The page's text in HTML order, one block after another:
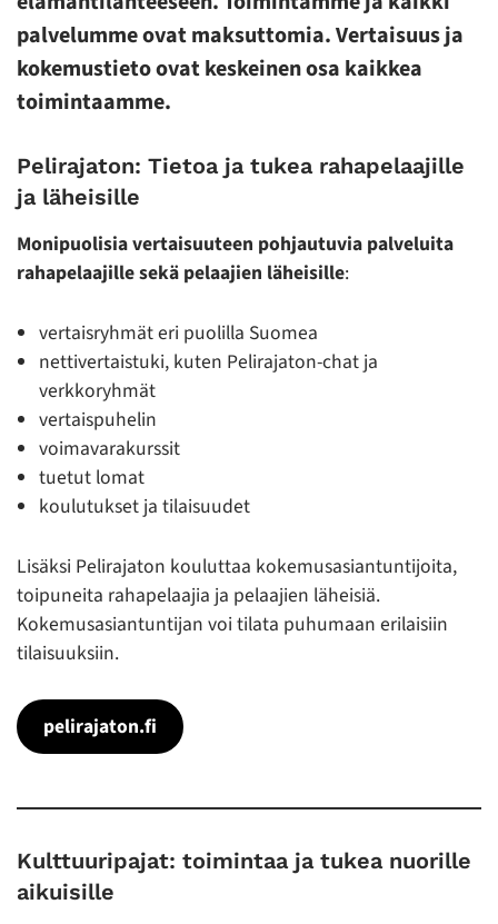
palvelumme ovat maksuttomia.Vertaisuus ja
kokemustieto ovat keskeinen osa kaikkea
toimintaamme.
Pelirajaton: Tietoa ja tukea rahapelaajille
ja läheisille
Monipuolisia vertaisuuteen pohjautuvia palveluita
rahapelaajille sekä pelaajien läheisille:
vertaisryhmät eri puolilla Suomea
nettivertaistuki, kuten Pelirajaton-chat ja
verkkoryhmät
vertaispuhelin
voimavarakurssit
tuetut lomat
koulutukset ja tilaisuudet
Lisäksi Pelirajaton kouluttaa kokemusasiantuntijoita,
toipuneita rahapelaajia ja pelaajien läheisiä.
Kokemusasiantuntijan voi tilata puhumaan erilaisiin
tilaisuuksiin.
pelirajaton.fi
Kulttuuripajat: toimintaa ja tukea nuorille
aikuisille